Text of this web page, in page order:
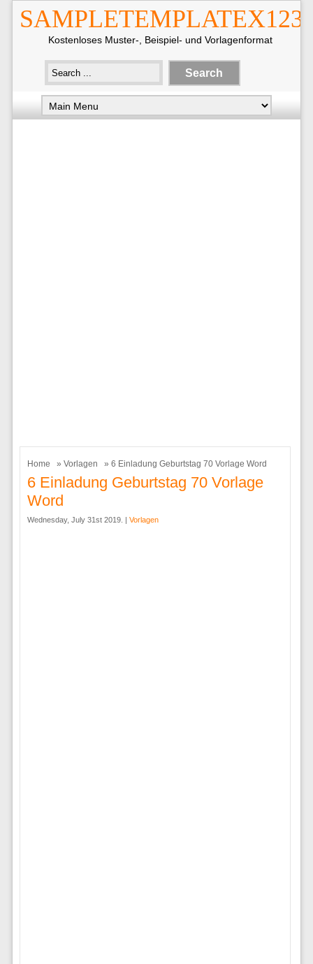
Kostenloses Muster-, Beispiel- und Vorlagenformat
Home » Vorlagen » 6 Einladung Geburtstag 70 Vorlage Word
6 Einladung Geburtstag 70 Vorlage
Word
Wednesday, July 31st 2019. | Vorlagen